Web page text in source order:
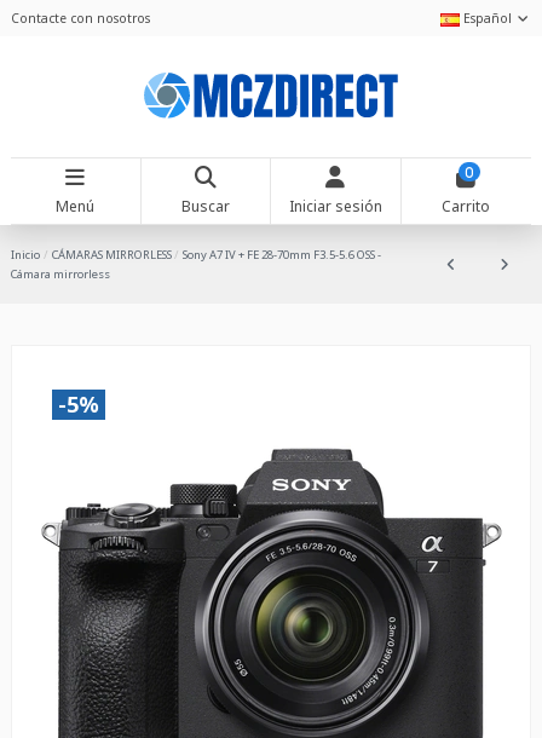
Contacte con nosotros Español
Menú Buscar Iniciar sesión
0
Carrito
Inicio CÁMARAS MIRRORLESS
Sony A7 IV + FE 28-70mm F3.5-5.6 OSS -
Cámara mirrorless
-5%